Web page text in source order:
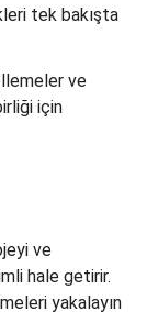
tek bakışta
ve
için
ve
hale getirir.
yakalayın